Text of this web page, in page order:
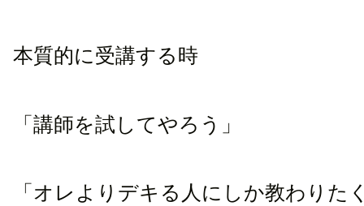
本質的に受講する時
「講師を試してやろう」
「オレよりデキる人にしか教わりた